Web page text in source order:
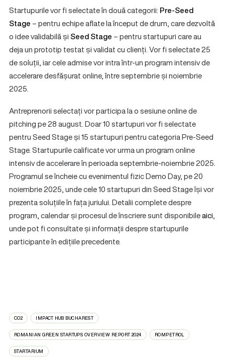
Startupurile vor fi selectate în două categorii: Pre-Seed
Stage – pentru echipe aflate la început de drum, care dezvoltă
o idee validabilă și Seed Stage – pentru startupuri care au
deja un prototip testat și validat cu clienți. Vor fi selectate 25
de soluții, iar cele admise vor intra într-un program intensiv de
accelerare desfășurat online, între septembrie și noiembrie
2025.
Antreprenorii selectați vor participa la o sesiune online de
pitching pe 28 august. Doar 10 startupuri vor fi selectate
pentru Seed Stage și 15 startupuri pentru categoria Pre-Seed
Stage. Startupurile calificate vor urma un program online
intensiv de accelerare în perioada septembrie-noiembrie 2025.
Programul se încheie cu evenimentul fizic Demo Day, pe 20
noiembrie 2025, unde cele 10 startupuri din Seed Stage își vor
prezenta soluțiile în fața juriului. Detalii complete despre
program, calendar și procesul de înscriere sunt disponibileaici,
unde pot fi consultate și informații despre startupurile
participante în edițiile precedente.
CO2 IMPACT HUB BUCHAREST
ROMANIAN GREEN STARTUPS OVERVIEW REPORT 2024 ROMPETROL
STARTARIUM